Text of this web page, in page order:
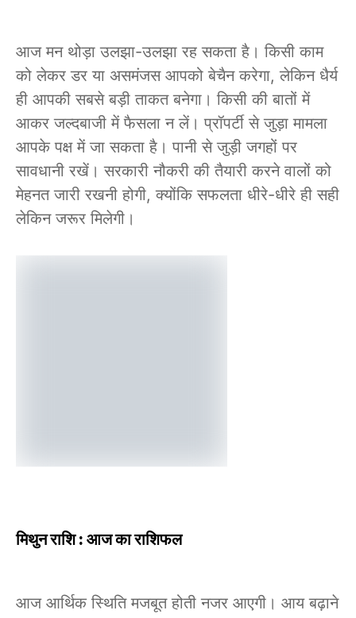
आज मन थोड़ा उलझा-उलझा रह सकता है। किसी काम
को लेकर डर या असमंजस आपको बेचैन करेगा, लेकिन धैर्य
ही आपकी सबसे बड़ी ताकत बनेगा। किसी की बातों में
आकर जल्दबाजी में फैसला न लें। प्रॉपर्टी से जुड़ा मामला
आपके पक्ष में जा सकता है। पानी से जुड़ी जगहों पर
सावधानी रखें। सरकारी नौकरी की तैयारी करने वालों को
मेहनत जारी रखनी होगी, क्योंकि सफलता धीरे-धीरे ही सही
लेकिन जरूर मिलेगी।
मिथुन राशि : आज का राशिफल
आज आर्थिक स्थिति मजबूत होती नजर आएगी। आय बढ़ाने